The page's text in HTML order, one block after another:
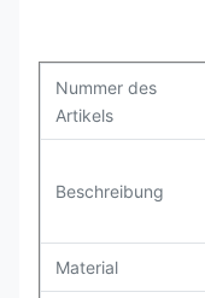
Nummer des
Artikels
Beschreibung
Material